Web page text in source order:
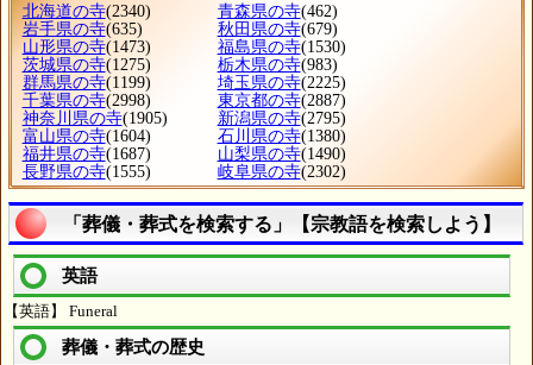
北海道の寺(2340) 青森県の寺(462)
岩手県の寺(635) 秋田県の寺(679)
山形県の寺(1473) 福島県の寺(1530)
茨城県の寺(1275) 栃木県の寺(983)
群馬県の寺(1199) 埼玉県の寺(2225)
千葉県の寺(2998) 東京都の寺(2887)
神奈川県の寺(1905) 新潟県の寺(2795)
富山県の寺(1604) 石川県の寺(1380)
福井県の寺(1687) 山梨県の寺(1490)
長野県の寺(1555) 岐阜県の寺(2302)
「葬儀・葬式を検索する」【宗教語を検索しよう】
英語
【英語】 Funeral
葬儀・葬式の歴史